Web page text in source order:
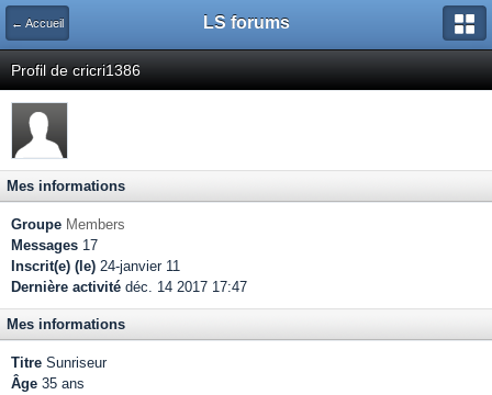
← Accueil LS forums
Profil de cricri1386
Mes informations
Groupe Members
Messages 17
Inscrit(e) (le) 24-janvier 11
Dernière activité déc. 14 2017 17:47
Mes informations
Titre Sunriseur
Âge 35 ans